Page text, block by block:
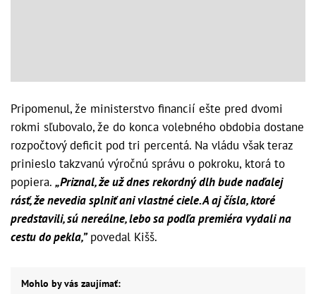
Pripomenul, že ministerstvo financií ešte pred dvomi
rokmi sľubovalo, že do konca volebného obdobia dostane
rozpočtový deficit pod tri percentá. Na vládu však teraz
prinieslo takzvanú výročnú správu o pokroku, ktorá to
popiera. „Priznal, že už dnes rekordný dlh bude naďalej
rásť, že nevedia splniť ani vlastné ciele. A aj čísla, ktoré
predstavili, sú nereálne, lebo sa podľa premiéra vydali na
cestu do pekla,”povedal Kišš.
Mohlo by vás zaujímať: